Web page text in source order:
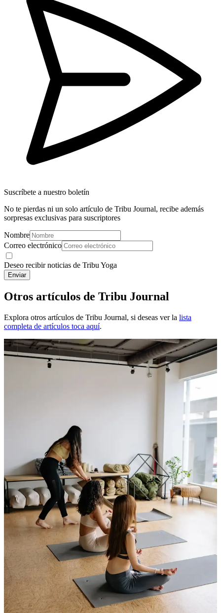
Suscríbete a nuestro boletín
No te pierdas ni un solo artículo de Tribu Journal, recibe además
sorpresas exclusivas para suscriptores
Nombre
Correo electrónico
Deseo recibir noticias de Tribu Yoga
Enviar
Otros artículos de Tribu Journal
Explora otros artículos de Tribu Journal, si deseas ver la lista
completa de artículos toca aquí.